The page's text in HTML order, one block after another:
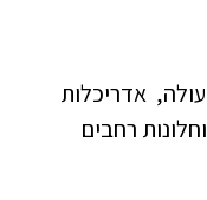
1950 במצב מעולה, אדריכלות
רחבים